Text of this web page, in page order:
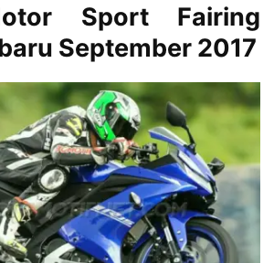
Sport Fairing
September 2017